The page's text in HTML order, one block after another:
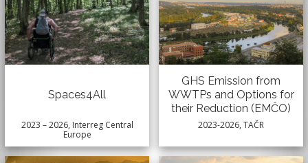
Spaces4All
2023 – 2026, Interreg Central
Europe
GHS Emission from
WWTPs and Options for
their Reduction (EMČO)
2023-2026, TAČR